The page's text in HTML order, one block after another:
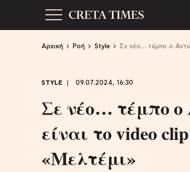
Αρχική Ροή Style Σε νέο… τέμπο ο
STYLE 09.07.2024, 16:30
Σε νέο… τέμπο
είναι το video
«Μελτέμι»